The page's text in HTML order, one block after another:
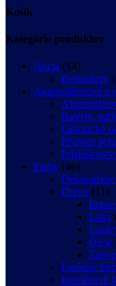
Košík
Kategórie produktov
Akcia (14)
Bestsellery
Akumulátorové a
Batérie,
Elektrické
Plynom
Farby (46)
Drevo (11)
Laky
Oleje
Fasádne
Interiérové